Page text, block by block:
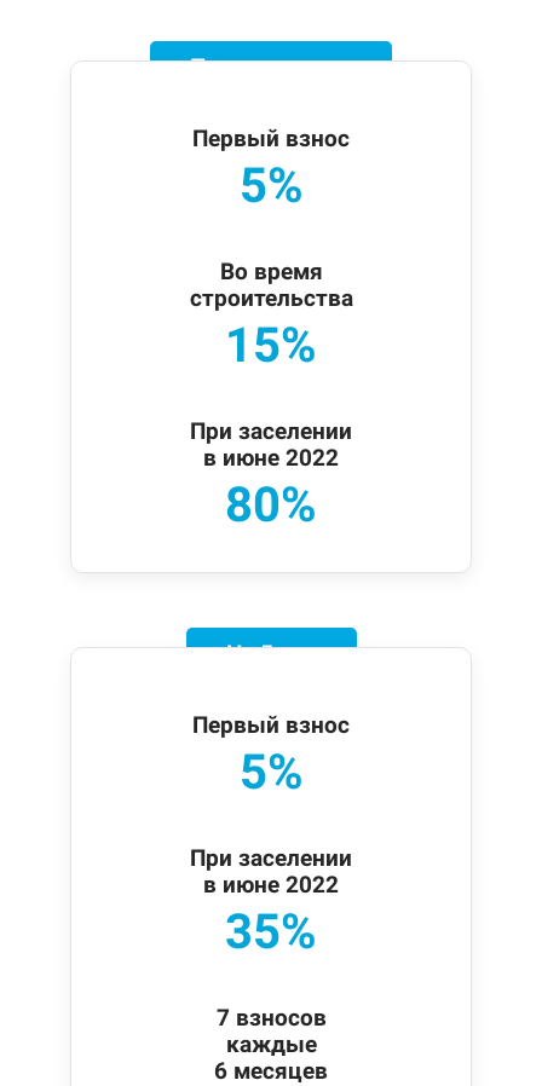
При заселении
Первый взнос
5%
Во время
строительства
15%
При заселении
в июне 2022
80%
На 5 лет
Первый взнос
5%
При заселении
в июне 2022
35%
7 взносов
каждые
6 месяцев